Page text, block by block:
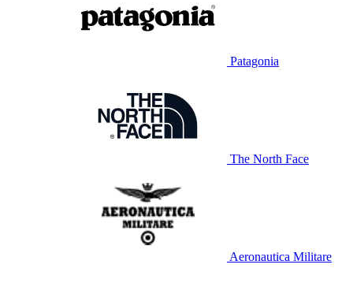
Patagonia
The North Face
Aeronautica Militare